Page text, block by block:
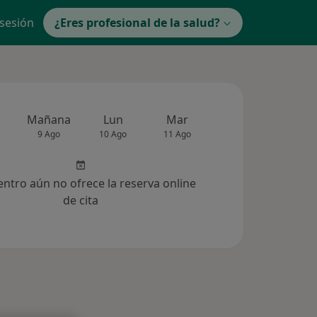
¿Eres profesional de la salud?
Mañana
9 Ago
Lun
10 Ago
Mar
11 Ago
aún no ofrece la reserva online
de cita